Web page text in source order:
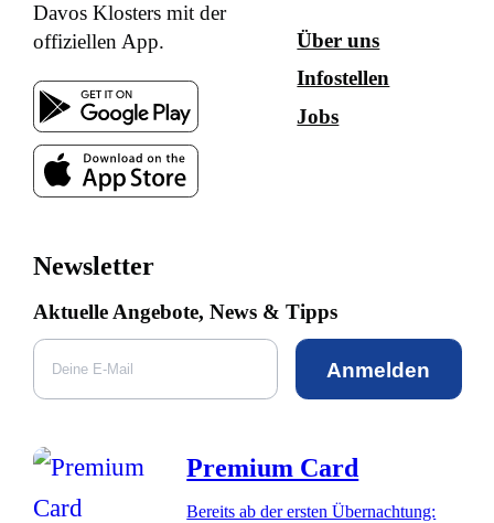
Davos Klosters mit der
offiziellen App.
Über uns
Infostellen
Jobs
Newsletter
Aktuelle Angebote, News & Tipps
Anmelden
Premium Card
Bereits ab der ersten Übernachtung: